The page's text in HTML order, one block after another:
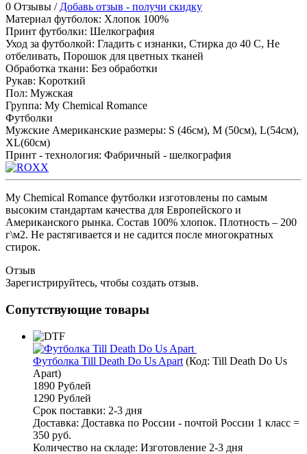
0 Отзывы / Добавь отзыв - получи скидку
Материал футболок: Хлопок 100%
Принт футболки: Шелкография
Уход за футболкой: Гладить с изнанки, Стирка до 40 С, Не
отбеливать, Порошок для цветных тканей
Обработка ткани: Без обработки
Рукав: Kороткий
Пол: Мужская
Группа: My Chemical Romance
Футболки
Мужские Американские размеры: S (46см), M (50см), L(54см),
XL(60см)
Принт - технология: Фабричный - шелкография
My Chemical Romance футболки изготовлены по самым
высоким стандартам качества для Европейского и
Американского рынка. Состав 100% хлопок. Плотность – 200
г\м2. Не растягивается и не садится после многократных
стирок.
Отзыв
Зарегистрируйтесь, чтобы создать отзыв.
Сопутствующие товары
Футболка Till Death Do Us Apart (Код: Till Death Do Us
Apart)
1890 Рублей
1290 Рублей
Срок поставки: 2-3 дня
Доставка: Доставка по России - почтой России 1 класс =
350 руб.
Количество на складе: Изготовление 2-3 дня